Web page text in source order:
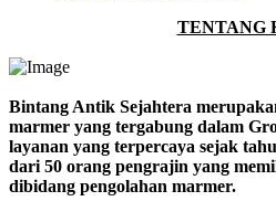
TENTANG
Bintang Antik Sejahtera
marmer yang tergabung dalam
layanan yang terpercaya sejak
dari 50 orang pengrajin yang
dibidang pengolahan marmer.